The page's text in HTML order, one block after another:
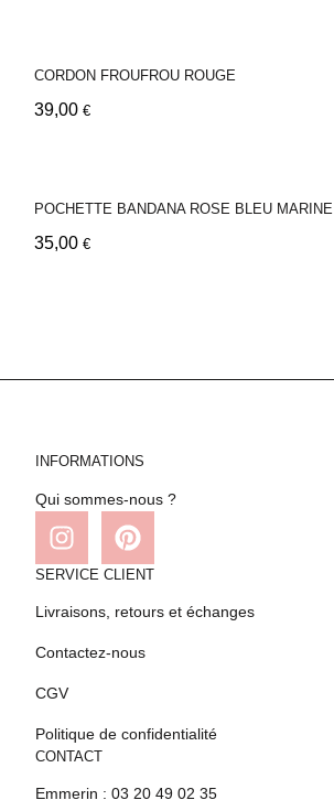
CORDON FROUFROU ROUGE
39,00 €
POCHETTE BANDANA ROSE BLEU MARINE
35,00 €
INFORMATIONS
Qui sommes-nous ?
SERVICE CLIENT
Livraisons, retours et échanges
Contactez-nous
CGV
Politique de confidentialité
CONTACT
Emmerin : 03 20 49 02 35